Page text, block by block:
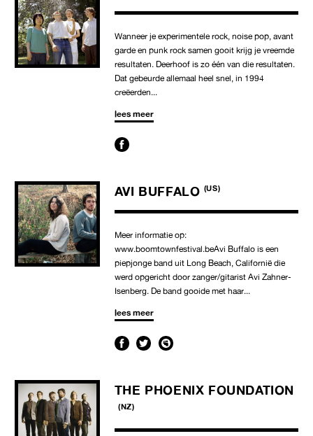
Wanneer je experimentele rock, noise pop, avant
garde en punk rock samen gooit krijg je vreemde
resultaten. Deerhoof is zo één van die resultaten.
Dat gebeurde allemaal heel snel, in 1994
creëerden...
lees meer
AVI BUFFALO (US)
Meer informatie op:
www.boomtownfestival.beAvi Buffalo is een
piepjonge band uit Long Beach, Californië die
werd opgericht door zanger/gitarist Avi Zahner-
Isenberg. De band gooide met haar...
lees meer
THE PHOENIX FOUNDATION
(NZ)